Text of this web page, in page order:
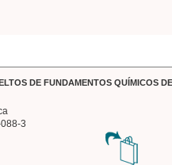
DE FUNDAMENTOS QUÍMICOS
3